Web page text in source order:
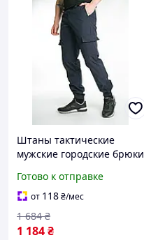
Штаны тактические
мужские городские брюки
использования туризма
рыбалки и города
Готово к отправке
от 118₴/мес
1 184₴
1 684 ₴